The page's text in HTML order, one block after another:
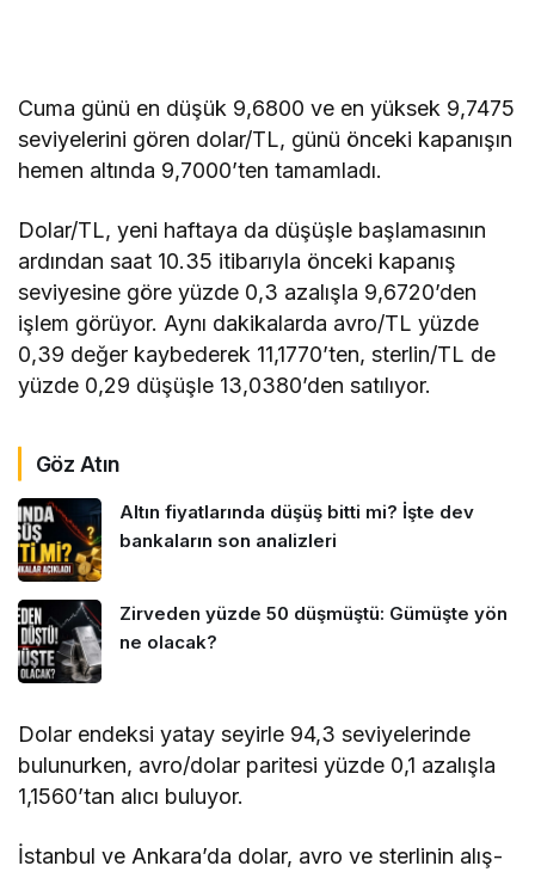
Cuma günü en düşük 9,6800 ve en yüksek 9,7475
seviyelerini gören dolar/TL, günü önceki kapanışın
hemen altında 9,7000’ten tamamladı.
Dolar/TL, yeni haftaya da düşüşle başlamasının
ardından saat 10.35 itibarıyla önceki kapanış
seviyesine göre yüzde 0,3 azalışla 9,6720’den
işlem görüyor. Aynı dakikalarda avro/TL yüzde
0,39 değer kaybederek 11,1770’ten, sterlin/TL de
yüzde 0,29 düşüşle 13,0380’den satılıyor.
Göz Atın
Altın fiyatlarında düşüş bitti mi? İşte dev
bankaların son analizleri
Zirveden yüzde 50 düşmüştü: Gümüşte yön
ne olacak?
Dolar endeksi yatay seyirle 94,3 seviyelerinde
bulunurken, avro/dolar paritesi yüzde 0,1 azalışla
1,1560’tan alıcı buluyor.
İstanbul ve Ankara’da dolar, avro ve sterlinin alış-